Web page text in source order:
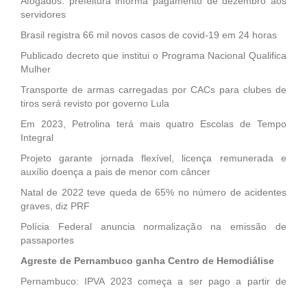
servidores
Brasil registra 66 mil novos casos de covid-19 em 24 horas
Publicado decreto que institui o Programa Nacional Qualifica
Mulher
Transporte de armas carregadas por CACs para clubes de
tiros será revisto por governo Lula
Em 2023, Petrolina terá mais quatro Escolas de Tempo
Integral
Projeto garante jornada flexível, licença remunerada e
auxílio doença a pais de menor com câncer
Natal de 2022 teve queda de 65% no número de acidentes
graves, diz PRF
Polícia Federal anuncia normalização na emissão de
passaportes
Agreste de Pernambuco ganha Centro de Hemodiálise
Pernambuco: IPVA 2023 começa a ser pago a partir de